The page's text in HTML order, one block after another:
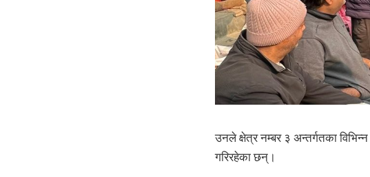
उनले क्षेत्र नम्बर ३ अन्तर्गतका
गरिरहेका छन्।